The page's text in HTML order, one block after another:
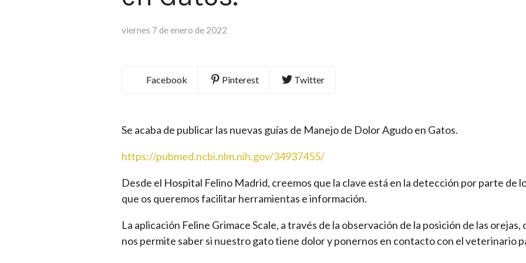
viernes 7 de enero de 2022
Facebook Pinterest Twitter
Se acaba de publicar las nuevas guías de Manejo de Dolor Agudo en Gatos.
https://pubmed.ncbi.nlm.nih.gov/34937455/
Desde el Hospital Felino Madrid, creemos que la clave está en la detección por parte de
que os queremos facilitar herramientas e información.
La aplicación Feline Grimace Scale, a través de la observación de la posición de las orejas,
nos permite saber si nuestro gato tiene dolor y ponernos en contacto con el veterinario